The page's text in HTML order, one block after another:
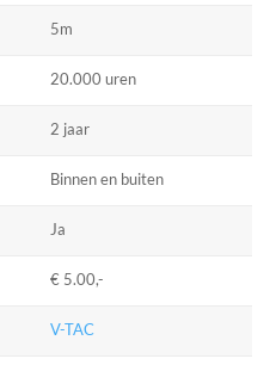
5m
20.000 uren
2 jaar
Binnen en buiten
Ja
€ 5.00,-
V-TAC